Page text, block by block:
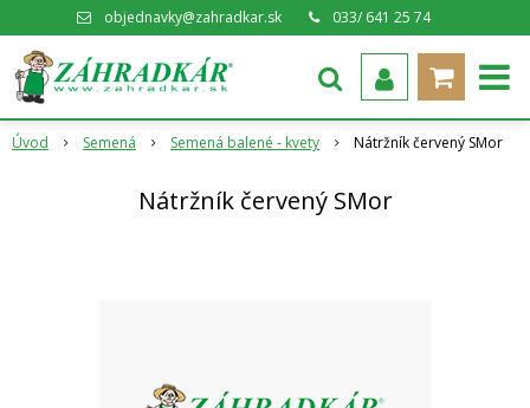
objednavky@zahradkar.sk 033/ 641 25 74
Úvod Semená Semená balené - kvety Nátržník červený SMor
Nátržník červený SMor